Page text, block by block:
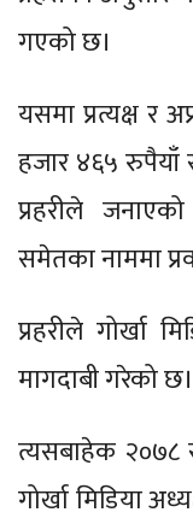
गएको छ।
यसमा प्रत्यक्ष र
हजार ४६५
प्रहरीले
समेतका नाममा
प्रहरीले गोर्खा
मागदाबी गरेको छ।
त्यसबाहेक २०७८
गोर्खा मिडिया